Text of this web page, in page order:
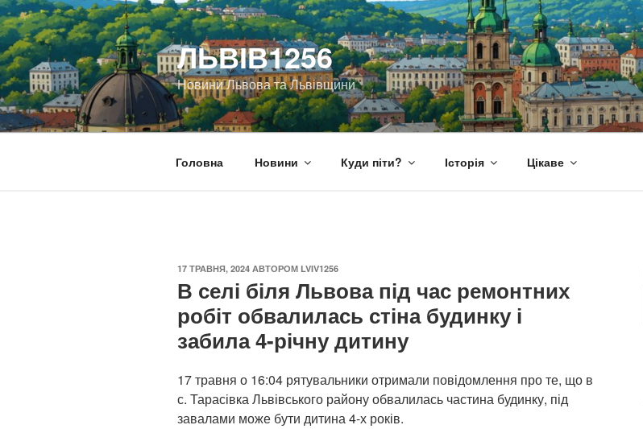
Перейти
до
вмісту
ЛЬВІВ1256
Новини Львова та Львівщини
Головна Новини Куди піти? Історія Цікаве
ОПУБЛІКОВАНО
17 ТРАВНЯ, 2024 АВТОРОМ LVIV1256
В селі біля Львова під час ремонтних
робіт обвалилась стіна будинку і
забила 4-річну дитину
17 травня о 16:04 рятувальники отримали повідомлення про те, що в
с. Тарасівка Львівського району обвалилась частина будинку, під
завалами може бути дитина 4-х років.